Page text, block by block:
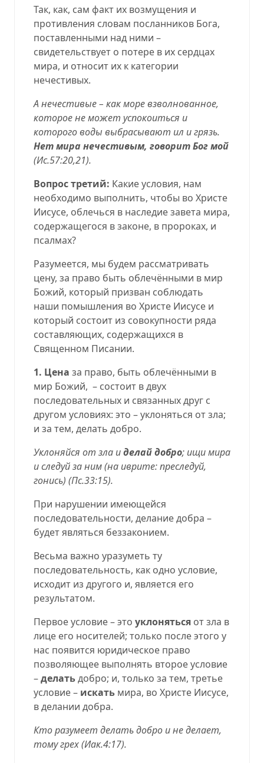
Так, как, сам факт их возмущения и
противления словам посланников Бога,
поставленными над ними –
свидетельствует о потере в их сердцах
мира, и относит их к категории
нечестивых.
А нечестивые – как море взволнованное,
которое не может успокоиться и
которого воды выбрасывают ил и грязь.
Нет мира нечестивым, говорит Бог мой
(Ис.57:20,21).
Вопрос третий: Какие условия, нам
необходимо выполнить, чтобы во Христе
Иисусе, облечься в наследие завета мира,
содержащегося в законе, в пророках, и
псалмах?
Разумеется, мы будем рассматривать
цену, за право быть облечёнными в мир
Божий, который призван соблюдать
наши помышления во Христе Иисусе и
который состоит из совокупности ряда
составляющих, содержащихся в
Священном Писании.
1. Цена за право, быть облечёнными в
мир Божий, – состоит в двух
последовательных и связанных друг с
другом условиях: это – уклоняться от зла;
и за тем, делать добро.
Уклоняйся от зла иделай добро; ищи мира
и следуй за ним (на иврите: преследуй,
гонись) (Пс.33:15).
При нарушении имеющейся
последовательности, делание добра –
будет являться беззаконием.
Весьма важно уразуметь ту
последовательность, как одно условие,
исходит из другого и, является его
результатом.
Первое условие – это уклоняться от зла в
лице его носителей; только после этого у
нас появится юридическое право
позволяющее выполнять второе условие
–делатьдобро; и, только за тем, третье
условие – искать мира, во Христе Иисусе,
в делании добра.
Кто разумеет делать добро и не делает,
тому грех (Иак.4:17).